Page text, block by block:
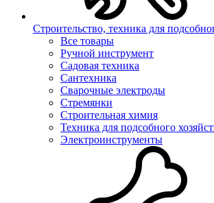
Строительство, техника для
Все товары
Ручной инструмент
Садовая техника
Сантехника
Сварочные электроды
Стремянки
Строительная химия
Техника для подсобного
Электроинструменты